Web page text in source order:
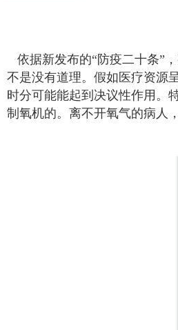
依据新发布的“防疫二十条”
不是没有道理。假如医疗资源
时分可能能起到决议性作用。
制氧机的。离不开氧气的病人